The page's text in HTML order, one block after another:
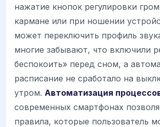
нажатие кнопок регулировки
кармане или при ношении
может переключить профиль
многие забывают, что включили
беспокоить» перед сном, а
расписание не сработало на
утром. Автоматизация
современных смартфонах
правила, которые пользователь